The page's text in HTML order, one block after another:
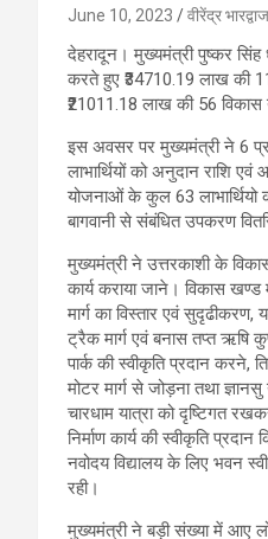
June 10, 2023 वीरेंद्र भारद्वाज
देहरादून। मुख्यमंत्री पुष्कर सिंह
करते हुए ₹34710.19 लाख की
₹21011.18 लाख की 56 विकास
इस अवसर पर मुख्यमंत्री ने 6
लाभार्थियों को अनुदान राशि
योजनाओं के कुल 63 लाभार्थियो
बागवानी से संबंधित उपकरण
मुख्यमंत्री ने उत्तरकाशी के
कार्य कराया जाने। विकास खण्ड
मार्ग का विस्तार एवं
ट्रैक मार्ग एवं बनास तप्त ऋषि
पार्क की स्वीकृति प्रदान
मोटर मार्ग से जोड़ना तथा
चारधाम यात्रा को दृष्टिगत
निर्माण कार्य की स्वीकृति
नवोदय विद्यालय के लिए भवन
रही।
मुख्यमंत्री ने बड़ी संख्या में आए